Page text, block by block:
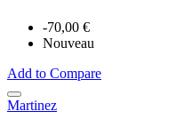
-70,00 €
Nouveau
Add to Compare
Martinez